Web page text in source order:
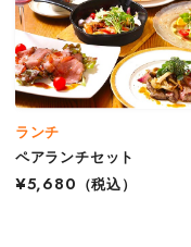
ランチ
ペアランチセット
¥5,680
（税込）